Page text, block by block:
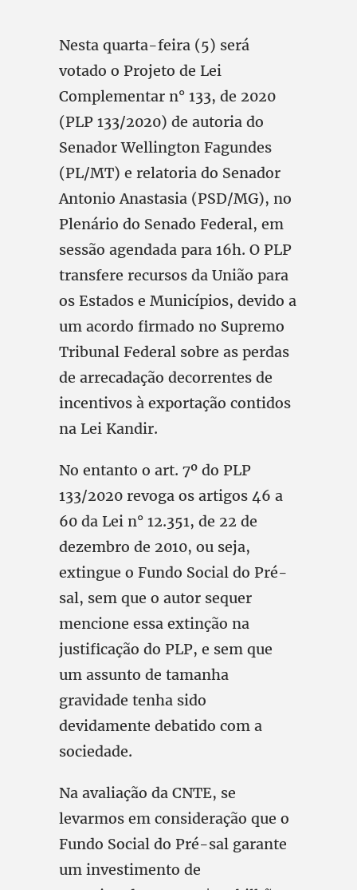
Nesta quarta-feira (5) será
votado o Projeto de Lei
Complementar n° 133, de 2020
(PLP 133/2020) de autoria do
Senador Wellington Fagundes
(PL/MT) e relatoria do Senador
Antonio Anastasia (PSD/MG), no
Plenário do Senado Federal, em
sessão agendada para 16h. O PLP
transfere recursos da União para
os Estados e Municípios, devido a
um acordo firmado no Supremo
Tribunal Federal sobre as perdas
de arrecadação decorrentes de
incentivos à exportação contidos
na Lei Kandir.
No entanto o art. 7º do PLP
133/2020 revoga os artigos 46 a
60 da Lei n° 12.351, de 22 de
dezembro de 2010, ou seja,
extingue o Fundo Social do Pré-
sal, sem que o autor sequer
mencione essa extinção na
justificação do PLP, e sem que
um assunto de tamanha
gravidade tenha sido
devidamente debatido com a
sociedade.
Na avaliação da CNTE, se
levarmos em consideração que o
Fundo Social do Pré-sal garante
um investimento de